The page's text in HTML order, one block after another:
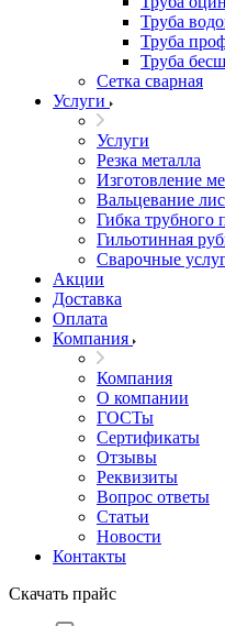
Труба
Труба
Труба
Сетка сварная
Услуги
Услуги
Резка металла
Изготовление
Вальцевание
Гибка трубного
Гильотинная
Сварочные
Акции
Доставка
Оплата
Компания
Компания
О компании
ГОСТы
Сертификаты
Отзывы
Реквизиты
Вопрос ответы
Статьи
Новости
Контакты
Скачать прайс